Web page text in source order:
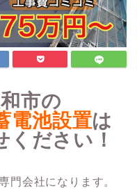
市の
電池設置は
ください！
門会社になります。